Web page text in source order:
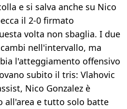
e si salva anche su Nico
il 2-0 firmato
volta non sbaglia. I due
nell'intervallo, ma
l'atteggiamento offensivo
subito il tris: Vlahovic
Nico Gonzalez è
all'area e tutto solo batte